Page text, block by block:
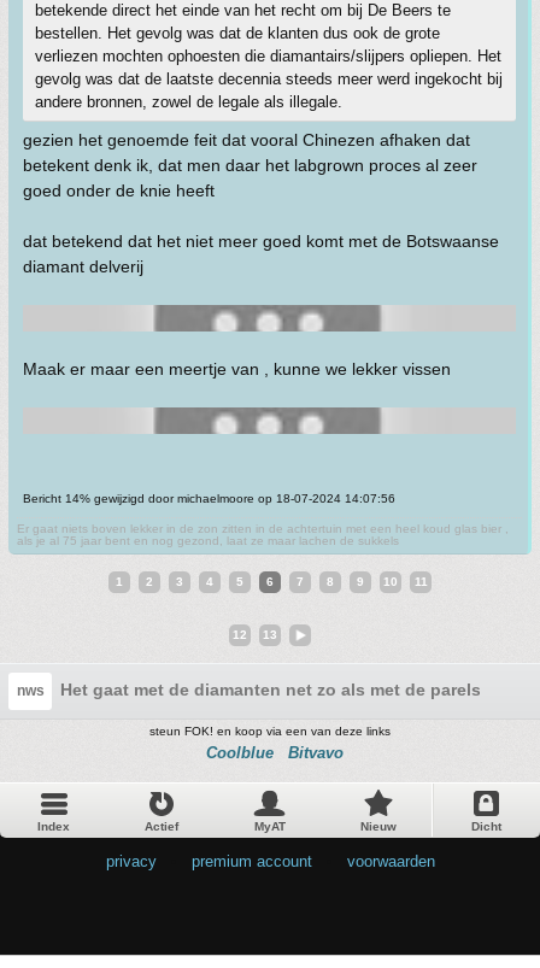
betekende direct het einde van het recht om bij De Beers te
bestellen. Het gevolg was dat de klanten dus ook de grote
verliezen mochten ophoesten die diamantairs/slijpers opliepen. Het
gevolg was dat de laatste decennia steeds meer werd ingekocht bij
andere bronnen, zowel de legale als illegale.
gezien het genoemde feit dat vooral Chinezen afhaken dat
betekent denk ik, dat men daar het labgrown proces al zeer
goed onder de knie heeft
dat betekend dat het niet meer goed komt met de Botswaanse
diamant delverij
Maak er maar een meertje van , kunne we lekker vissen
Bericht 14% gewijzigd door michaelmoore op 18-07-2024 14:07:56
Er gaat niets boven lekker in de zon zitten in de achtertuin met een heel koud glas bier ,
als je al 75 jaar bent en nog gezond, laat ze maar lachen de sukkels
1 2 3 4 5 6 7 8 9 10 11
12 13
nws Het gaat met de diamanten net zo als met de parels, niets
steun FOK! en koop via een van deze links
Coolblue Bitvavo
Index Actief MyAT Nieuw Dicht
privacy premium account voorwaarden